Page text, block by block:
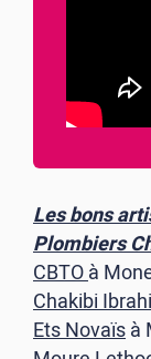
Les bons
Plombiers
CBTOà
Chakibi
Ets Novaïsà